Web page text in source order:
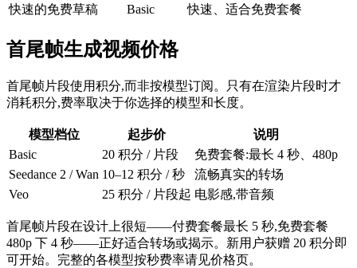
快速的免费草稿
Basic 快速、适合免费套餐
首尾帧生成视频价格
首尾帧片段使用积分,而非按模型订阅。只有在渲染片段时才
消耗积分,费率取决于你选择的模型和长度。
模型档位 起步价
说明
Basic
20 积分 / 片段
免费套餐:最长 4 秒、480p
Seedance 2 / Wan 10–12 积分 / 秒
流畅真实的转场
Veo
25 积分 / 片段起 电影感,带音频
首尾帧片段在设计上很短——付费套餐最长 5 秒,免费套餐
480p 下 4 秒——正好适合转场或揭示。新用户获赠 20 积分即
可开始。完整的各模型按秒费率请见价格页。